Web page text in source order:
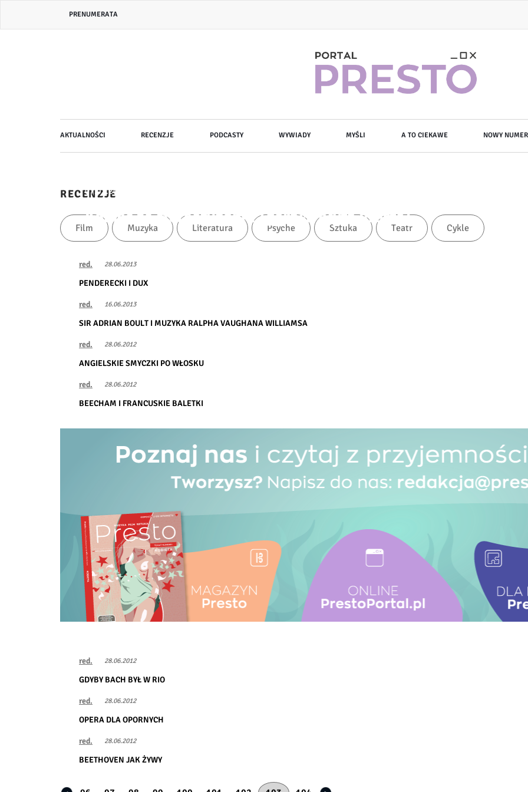
Header
PRENUMERATA
Główna
nawigacja
AKTUALNOŚCI RECENZJE PODCASTY WYWIADY MYŚLI A TO CIEKAWE NOWY NUMER
RECENZJE
Film Muzyka Literatura Psyche Sztuka Teatr Cykle
07.07.2014
Koniec ze stereotypami! [gorąca płyta Presto]
red. 28.06.2013
PENDERECKI I DUX
red. 16.06.2013
SIR ADRIAN BOULT I MUZYKA RALPHA VAUGHANA WILLIAMSA
red. 28.06.2012
ANGIELSKIE SMYCZKI PO WŁOSKU
red. 28.06.2012
BEECHAM I FRANCUSKIE BALETKI
red. 28.06.2012
GDYBY BACH BYŁ W RIO
red. 28.06.2012
OPERA DLA OPORNYCH
red. 28.06.2012
BEETHOVEN JAK ŻYWY
Stronicowanie Następna